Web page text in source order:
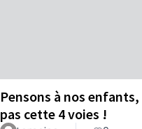
Pensons à nos
pas cette 4 voies !